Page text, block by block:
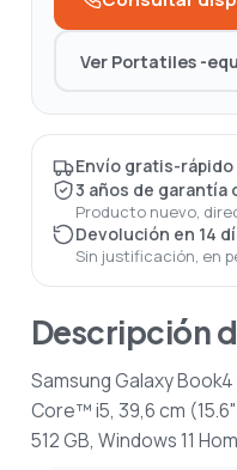
Ver Portatiles -
Envío gratis-rápido
3 años de garantía
Producto nuevo,
Devolución en 14
Sin justificación, en
Descripción
Samsung Galaxy Book4
Core™ i5, 39,6 cm
512 GB, Windows 11